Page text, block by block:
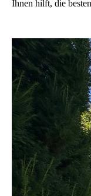
Ihnen hilft, die